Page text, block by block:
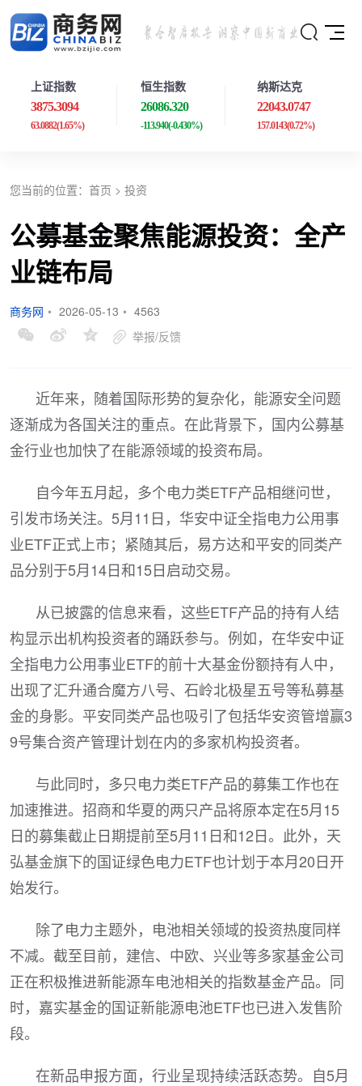
上证指数
3875.3094
63.0882(1.65%)
恒生指数
26086.320
-113.940(-0.430%)
纳斯达克
22043.0747
157.0143(0.72%)
您当前的位置： 首页 > 投资
公募基金聚焦能源投资：全产
业链布局
商务网 • 2026-05-13 • 4563
举报/反馈
近年来，随着国际形势的复杂化，能源安全问题
逐渐成为各国关注的重点。在此背景下，国内公募基
金行业也加快了在能源领域的投资布局。
自今年五月起，多个电力类ETF产品相继问世，
引发市场关注。5月11日，华安中证全指电力公用事
业ETF正式上市；紧随其后，易方达和平安的同类产
品分别于5月14日和15日启动交易。
从已披露的信息来看，这些ETF产品的持有人结
构显示出机构投资者的踊跃参与。例如，在华安中证
全指电力公用事业ETF的前十大基金份额持有人中，
出现了汇升通合魔方八号、石岭北极星五号等私募基
金的身影。平安同类产品也吸引了包括华安资管增赢3
9号集合资产管理计划在内的多家机构投资者。
与此同时，多只电力类ETF产品的募集工作也在
加速推进。招商和华夏的两只产品将原本定在5月15
日的募集截止日期提前至5月11日和12日。此外，天
弘基金旗下的国证绿色电力ETF也计划于本月20日开
始发行。
除了电力主题外，电池相关领域的投资热度同样
不减。截至目前，建信、中欧、兴业等多家基金公司
正在积极推进新能源车电池相关的指数基金产品。同
时，嘉实基金的国证新能源电池ETF也已进入发售阶
段。
在新品申报方面，行业呈现持续活跃态势。自5月